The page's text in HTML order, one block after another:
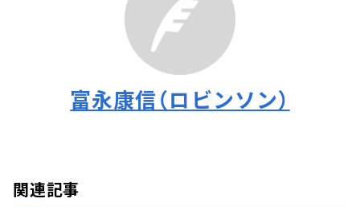
富永康信（ロビンソン）
関連記事